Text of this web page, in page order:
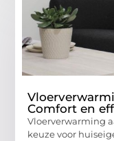
Comfort en
Vloerverwarming
keuze voor